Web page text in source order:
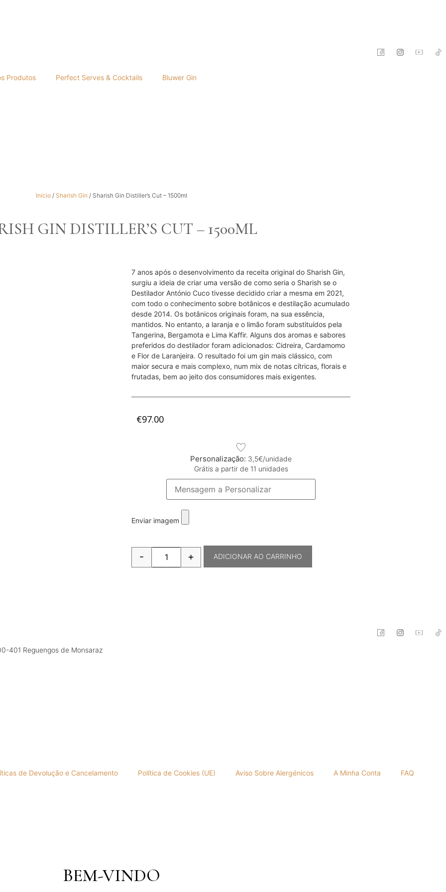
Produtos Perfect Serves & Cocktails Bluwer Gin
Início / Sharish Gin / Sharish Gin Distiller’s Cut – 1500ml
GIN DISTILLER’S CUT – 1500ML
7 anos após o desenvolvimento da receita original do Sharish Gin,
surgiu a ideia de criar uma versão de como seria o Sharish se o
Destilador António Cuco tivesse decidido criar a mesma em 2021,
com todo o conhecimento sobre botânicos e destilação acumulado
desde 2014. Os botânicos originais foram, na sua essência,
mantidos. No entanto, a laranja e o limão foram substituídos pela
Tangerina, Bergamota e Lima Kaffir. Alguns dos aromas e sabores
preferidos do destilador foram adicionados: Cidreira, Cardamomo
e Flor de Laranjeira. O resultado foi um gin mais clássico, com
maior secura e mais complexo, num mix de notas cítricas, florais e
frutadas, bem ao jeito dos consumidores mais exigentes.
€97.00
Personalização: 3,5€/unidade
Grátis a partir de 11 unidades
Enviar imagem
- + ADICIONAR AO CARRINHO
401 Reguengos de Monsaraz
de Devolução e Cancelamento Política de Cookies (UE) Aviso Sobre Alergénicos A Minha Conta FAQ
BEM-VINDO